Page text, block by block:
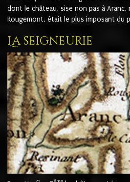
dont le château, sise non pas à Aranc,
Rougemont, était le plus imposant du
La seigneurie